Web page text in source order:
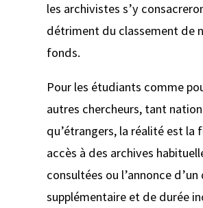
les archivistes s’y
détriment du classement de
fonds.
Pour les étudiants comme
autres chercheurs, tant
qu’étrangers, la réalité est la
accès à des archives
consultées ou l’annonce d’un
supplémentaire et de durée